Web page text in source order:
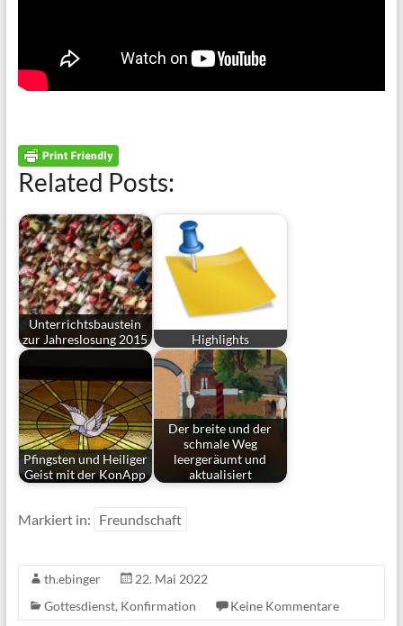
Related Posts:
Unterrichtsbaustein
zur Jahreslosung 2015
Highlights
Pfingsten und Heiliger
Geist mit der KonApp
Der breite und der
schmale Weg
leergeräumt und
aktualisiert
Markiert in: Freundschaft
th.ebinger
22. Mai 2022
Gottesdienst, Konfirmation Keine Kommentare